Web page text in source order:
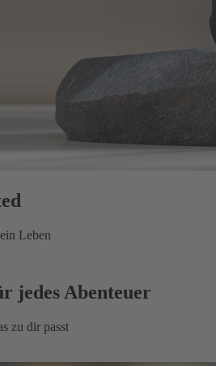
Leben
jedes Abenteuer
zu dir passt